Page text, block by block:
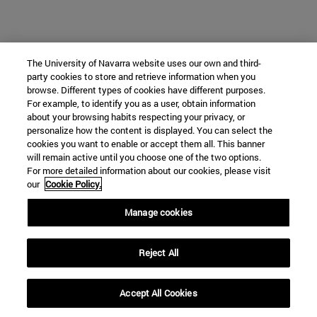
The University of Navarra website uses our own and third-
party cookies to store and retrieve information when you
browse. Different types of cookies have different purposes.
For example, to identify you as a user, obtain information
about your browsing habits respecting your privacy, or
personalize how the content is displayed. You can select the
cookies you want to enable or accept them all. This banner
will remain active until you choose one of the two options.
For more detailed information about our cookies, please visit
our Cookie Policy.
Manage cookies
Reject All
Accept All Cookies